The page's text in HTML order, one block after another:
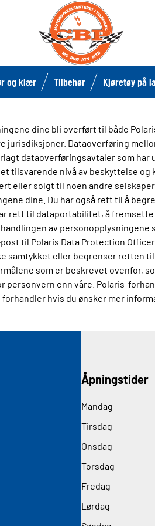
og klær Tilbehør Kjøretøy på
dine bli overført til både
jurisdiksjoner. Dataoverføring
dataoverføringsavtaler som
tilsvarende nivå av beskyttelse
eller solgt til noen andre selskaper.
dine. Du har også rett til å
rett til dataportabilitet, å
av
til Polaris Data Protection
samtykket eller begrenser retten
som er beskrevet ovenfor,
personvern enn våre. Polaris-
hvis du ønsker mer
Åpningstider
Mandag
Tirsdag
Onsdag
Torsdag
Fredag
Lørdag